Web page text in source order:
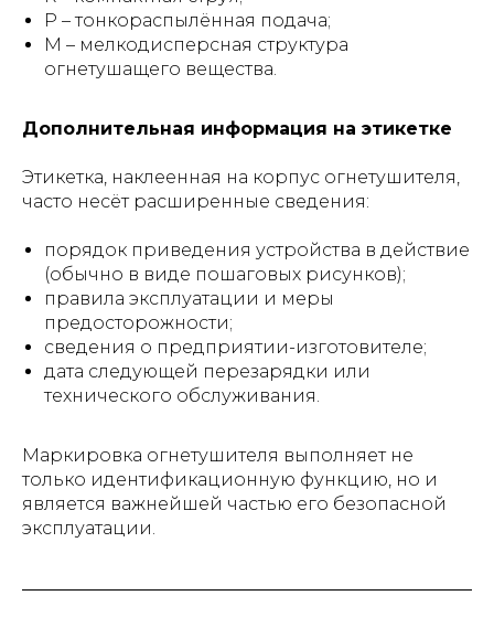
Р – тонкораспылённая подача;
М – мелкодисперсная структура
огнетушащего вещества.
Дополнительная информация на этикетке
Этикетка, наклеенная на корпус огнетушителя,
часто несёт расширенные сведения:
порядок приведения устройства в действие
(обычно в виде пошаговых рисунков);
правила эксплуатации и меры
предосторожности;
сведения о предприятии-изготовителе;
дата следующей перезарядки или
технического обслуживания.
Маркировка огнетушителя выполняет не
только идентификационную функцию, но и
является важнейшей частью его безопасной
эксплуатации.